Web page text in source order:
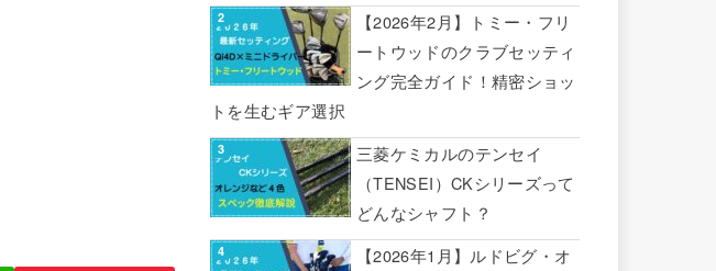
【2026年2月】トミー・フリ
ートウッドのクラブセッティ
ング完全ガイド！精密ショッ
トを生むギア選択
三菱ケミカルのテンセイ
（TENSEI）CKシリーズって
どんなシャフト？
【2026年1月】ルドビグ・オ